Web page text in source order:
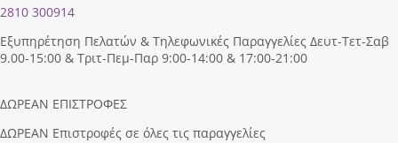
2810 300914
Εξυπηρέτηση Πελατών & Τηλεφωνικές Παραγγελίες Δευτ-Τετ-Σαβ
9.00-15:00 & Τριτ-Πεμ-Παρ 9:00-14:00 & 17:00-21:00
ΔΩΡΕΑΝ ΕΠΙΣΤΡΟΦΕΣ
ΔΩΡΕΑΝ Επιστροφές σε όλες τις παραγγελίες